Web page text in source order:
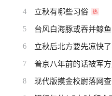
4 立秋有哪些习俗
5 台风白海豚或吞并鲸
6 立秋后北方要先凉快了
7 普京八年前的话被军
8 现代版摸金校尉落网